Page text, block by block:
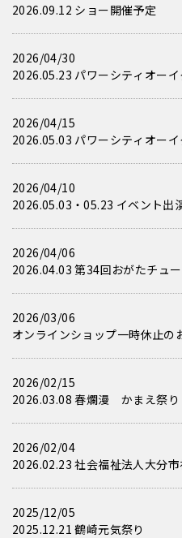
2026.09.12 ショー開催予定
2026/04/30
2026.05.23 パワーシティオー
2026/04/15
2026.05.03 パワーシティオーイ
2026/04/10
2026.05.03・05.23 イベント出
2026/04/06
2026.04.03 第34回おがたチュ
2026/03/06
オンラインショップ一時休止の
2026/02/15
2026.03.08 春爛漫 かまえ祭り
2026/02/04
2026.02.23 社会福祉法人大分
2025/12/05
2025.12.21 鶴崎元気祭り